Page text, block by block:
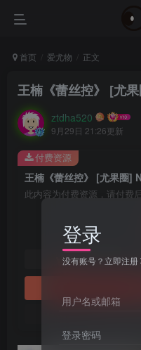
首页 爱尤物 正文
王楠《蕾丝控》 [尤
ztdha520
9月29日 21:26更新
王楠《蕾丝控》 [尤果圈]
此内容为付费资源，请付费
黄金会员 免费
您当前未
付费资源
登录
没有账号？立即注册
用户名或邮箱
登录密码